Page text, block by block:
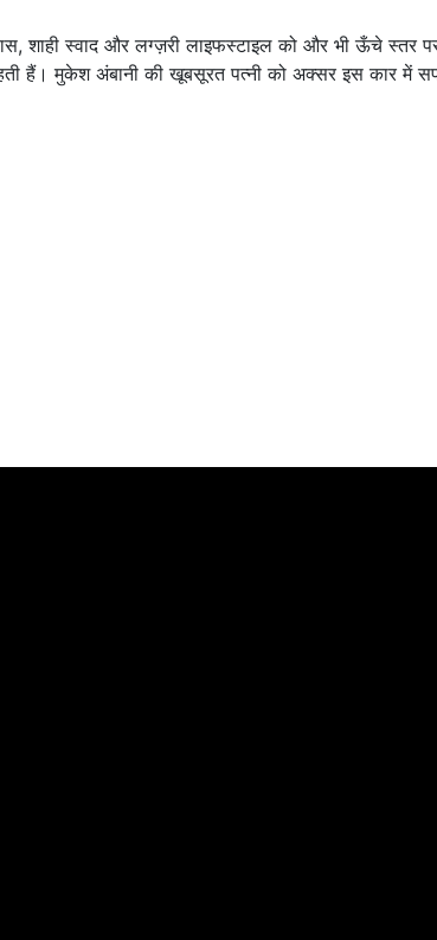
शाही स्वाद और लग्ज़री लाइफस्टाइल को और भी ऊँचे स्तर
हैं। मुकेश अंबानी की खूबसूरत पत्नी को अक्सर इस कार में